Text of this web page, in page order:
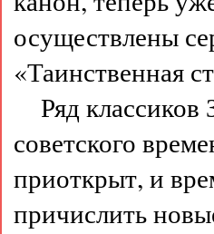
осуществлены
«Таинственная
Ряд классиков
советского
приоткрыт, и
причислить